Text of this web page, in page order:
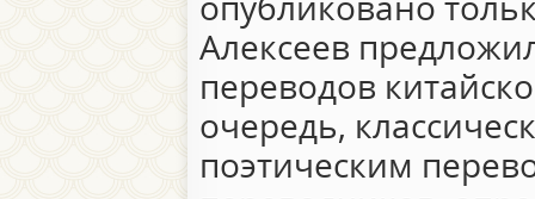
Алексеев
переводов
очередь,
поэтическим